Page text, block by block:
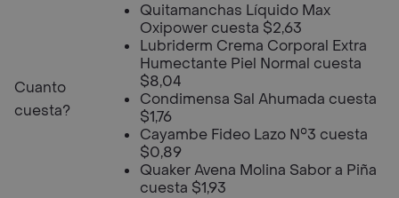
Cuanto
cuesta?
Quitamanchas Líquido Max
Oxipower cuesta $2,63
Lubriderm Crema Corporal Extra
Humectante Piel Normal cuesta
$8,04
Condimensa Sal Ahumada cuesta
$1,76
Cayambe Fideo Lazo N°3 cuesta
$0,89
Quaker Avena Molina Sabor a Piña
cuesta $1,93